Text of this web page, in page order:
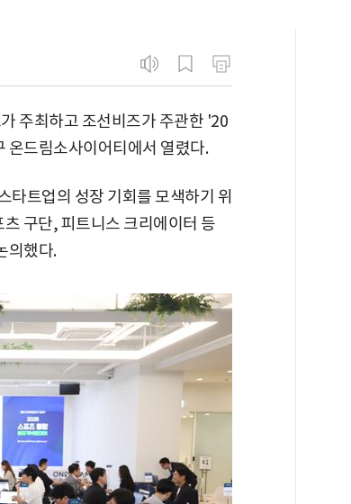
주최하고 조선비즈가 주관한 '20
온드림소사이어티에서 열렸다.
타트업의 성장 기회를 모색하기 위
구단, 피트니스 크리에이터 등
의했다.